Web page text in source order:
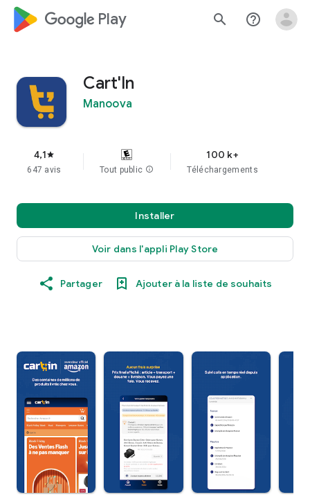
google_logo Play search help_outline
Cart'In
Manoova
4,1star
647 avis Tout public info
100 k+
Téléchargements
Installer
Voir dans l'appli Play Store
Partager Ajouter à la liste de souhaits